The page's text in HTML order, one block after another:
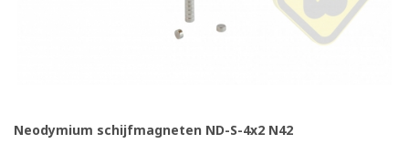
Neodymium schijfmagneten ND-S-4x2 N42